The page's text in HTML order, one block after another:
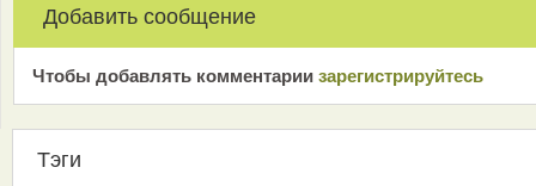
Добавить сообщение
Чтобы добавлять комментарии зарeгиcтрирyйтeсь
Тэги